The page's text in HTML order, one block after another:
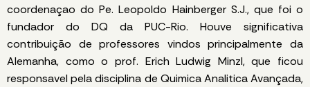
coordenaçao do Pe. Leopoldo Hainberger S.J., que foi o
fundador do DQ da PUC-Rio. Houve significativa
contribuição de professores vindos principalmente da
Alemanha, como o prof. Erich Ludwig Minzl, que ficou
responsavel pela disciplina de Quimica Analitica Avançada,